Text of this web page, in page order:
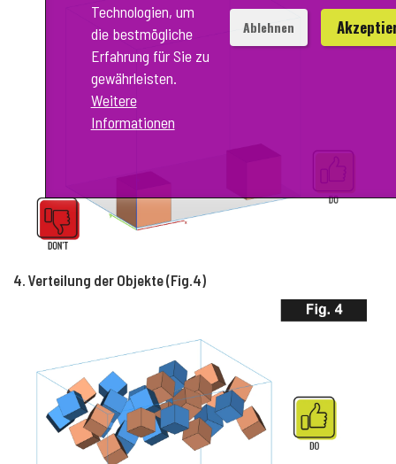
4. Verteilung der Objekte (Fig.4)
Technologien, um
die bestmögliche
Erfahrung für Sie zu
gewährleisten.
Weitere
Informationen
Ablehnen